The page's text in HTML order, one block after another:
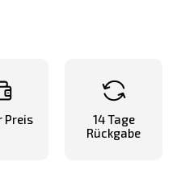
Preis
14 Tage
Rückgabe